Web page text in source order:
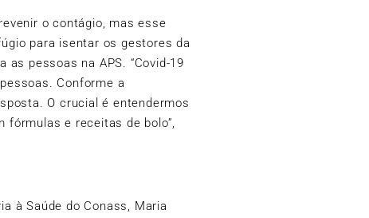
o contágio, mas esse
para isentar os gestores da
as pessoas na APS. “Covid-19
Conforme a
O crucial é entendermos
fórmulas e receitas de bolo”,
à Saúde do Conass, Maria